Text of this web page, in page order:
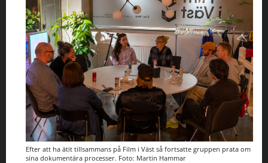
Efter att ha ätit tillsammans på Film i Väst så fortsatte gruppen prata om
sina dokumentära processer. Foto: Martin Hammar